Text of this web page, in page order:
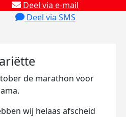
Deel via e-mail
Deel via SMS
de marathon voor
wij helaas afscheid